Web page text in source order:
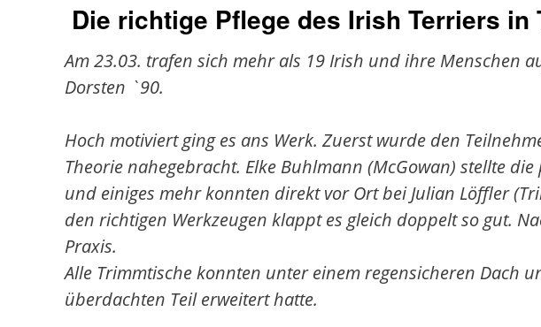
Die richtige Pflege des Irish Terriers in
Am 23.03. trafen sich mehr als 19 Irish und ihre Menschen
Dorsten `90.
Hoch motiviert ging es ans Werk. Zuerst wurde den
Theorie nahegebracht. Elke Buhlmann (McGowan) stellte
und einiges mehr konnten direkt vor Ort bei Julian Löffler
den richtigen Werkzeugen klappt es gleich doppelt so gut.
Praxis.
Alle Trimmtische konnten unter einem regensicheren Dach
überdachten Teil erweitert hatte.